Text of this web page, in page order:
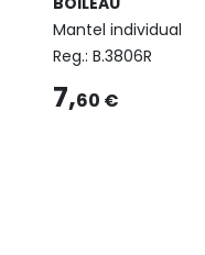
Mantel individual
Reg.: B.3806R
7,60 €